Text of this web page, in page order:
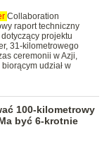
Collaboration
raport techniczny
projektu
31-kilometrowego
ceremonii w Azji,
udział w
100-kilometrowy
być 6-krotnie